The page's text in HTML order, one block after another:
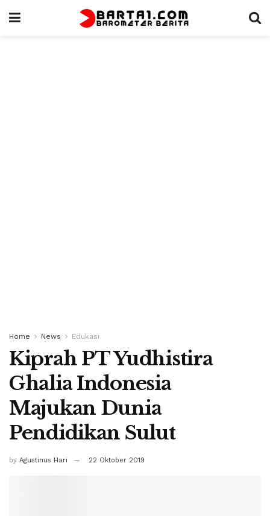
Home News Edukasi
Kiprah PT Yudhistira
Ghalia Indonesia
Majukan Dunia
Pendidikan Sulut
by Agustinus Hari 22 Oktober 2019